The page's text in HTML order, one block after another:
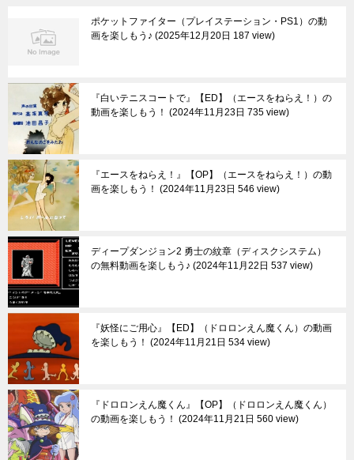
ポケットファイター（プレイステーション・PS1）の動
画を楽しもう♪ 2025年12月20日 187 view
『白いテニスコートで』【ED】（エースをねらえ！）の
動画を楽しもう！
2024年11月23日 735 view
『エースをねらえ！』【OP】（エースをねらえ！）の動
画を楽しもう！
2024年11月23日 546 view
ディープダンジョン2 勇士の紋章（ディスクシステム）
の無料動画を楽しもう♪ 2024年11月22日 537 view
『妖怪にご用心』【ED】（ドロロンえん魔くん）の動画
を楽しもう！
2024年11月21日 534 view
『ドロロンえん魔くん』【OP】（ドロロンえん魔くん）
の動画を楽しもう！
2024年11月21日 560 view